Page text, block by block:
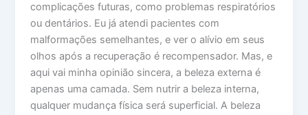
complicações futuras, como problemas respiratórios
ou dentários. Eu já atendi pacientes com
malformações semelhantes, e ver o alívio em seus
olhos após a recuperação é recompensador. Mas, e
aqui vai minha opinião sincera, a beleza externa é
apenas uma camada. Sem nutrir a beleza interna,
qualquer mudança física será superficial. A beleza